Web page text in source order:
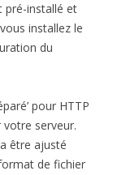
pré-installé et
installez le
du
pour HTTP
votre serveur.
être ajusté
de fichier